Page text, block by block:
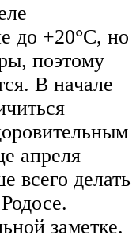
до +20°C, но
поэтому
В начале
апреля
всего делать
заметке.